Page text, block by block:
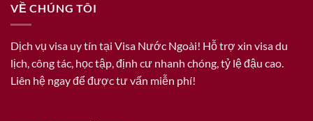
VỀ CHÚNG TÔI
Dịch vụ visa uy tín tại Visa Nước Ngoài! Hỗ trợ xin visa du
lịch, công tác, học tập, định cư nhanh chóng, tỷ lệ đậu cao.
Liên hệ ngay để được tư vấn miễn phí!